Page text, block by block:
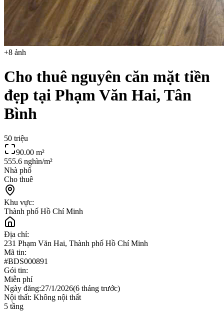
+8 ảnh
Cho thuê nguyên căn mặt tiền
đẹp tại Phạm Văn Hai, Tân
Bình
50 triệu
90.00 m²
555.6 nghìn/m²
Nhà phố
Cho thuê
Khu vực:
Thành phố Hồ Chí Minh
Địa chỉ:
231 Phạm Văn Hai, Thành phố Hồ Chí Minh
Mã tin:
#BDS000891
Gói tin:
Miễn phí
Ngày đăng:27/1/2026(6 tháng trước)
Nội thất: Không nội thất
5 tầng